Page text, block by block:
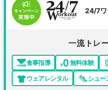
24/7ワ
一流トレ
食事指導 無料体験
ウェアレンタル
シュー